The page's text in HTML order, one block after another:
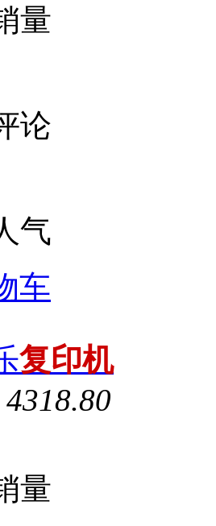
量
论
气
车
复印机
4318.80
量